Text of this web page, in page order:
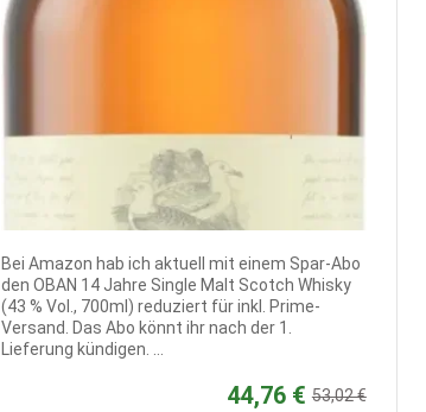
Bei Amazon hab ich aktuell mit einem Spar-Abo
den OBAN 14 Jahre Single Malt Scotch Whisky
(43 % Vol., 700ml) reduziert für inkl. Prime-
Versand. Das Abo könnt ihr nach der 1.
Lieferung kündigen. ...
44,76 € 53,02 €